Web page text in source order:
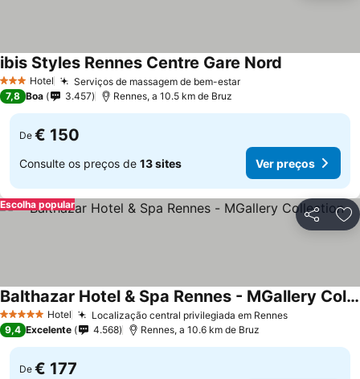
3 EstrelasHotel Serviços de massagem de bem-estarVer preços
ibis Styles Rennes Centre Gare Nord
7,8 Boa 3.457 Rennes, a 10.5 km de Bruz
De € 150
Consulte os preços de 13 sites Ver preços
Partilhar
Escolha popular
5 Estrelas Hotel Localização central privilegiada em RennesVer preços
Balthazar Hotel & Spa Rennes - MGallery Collection
Ver preços
9,4 Excelente 4.568 Rennes, a 10.6 km de Bruz
De € 177